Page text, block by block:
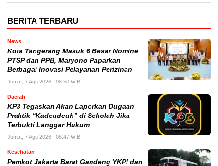
BERITA TERBARU
News
Kota Tangerang Masuk 6 Besar Nomine
PTSP dan PPB, Maryono Paparkan
Berbagai Inovasi Pelayanan Perizinan
Jumat, 7 Agu 2026 - 08:50 WIB
Daerah
KP3 Tegaskan Akan Laporkan Dugaan
Praktik “Kadeudeuh” di Sekolah Jika
Terbukti Langgar Hukum
Jumat, 7 Agu 2026 - 08:47 WIB
Kesehatan
Pemkot Jakarta Barat Gandeng YKPI dan